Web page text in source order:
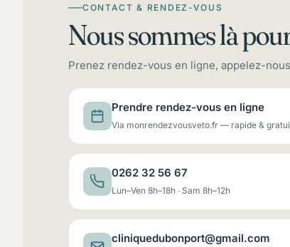
CONTACT & RENDEZ-VOUS
Nous sommes là
Prenez rendez-vous en ligne, appelez-
Prendre rendez-vous en ligne
Via monrendezvousveto.fr — rapide &
0262 32 56 67
Lun–Ven 8h–18h · Sam 8h–12h
cliniquedubonport@gmail.com